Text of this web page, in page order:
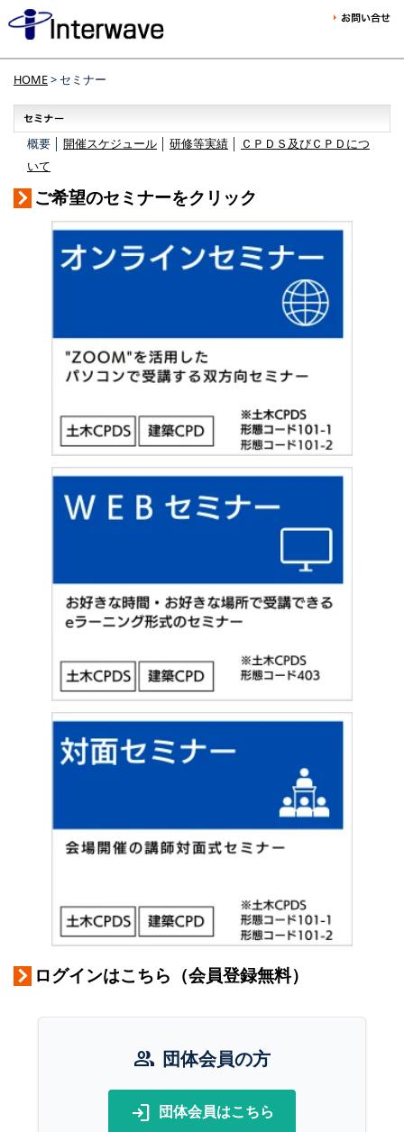
HOME> セミナー
概要 │ 開催スケジュール 研修等実績
ＣＰＤＳ及びＣＰＤにつ
いて
ご希望のセミナーをクリック
ログインはこちら（会員登録無料）
group 団体会員の方
login 団体会員はこちら